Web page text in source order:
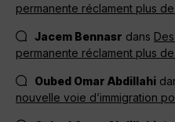
permanente réclament plus
Jacem Bennasr dans
permanente réclament plus
Oubed Omar Abdillahi
nouvelle voie d’immigration